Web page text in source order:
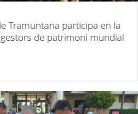
Tramuntana participa en la
de patrimoni mundial